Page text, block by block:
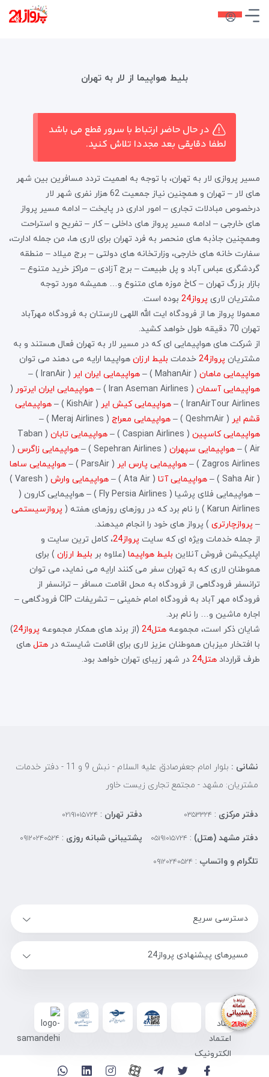
بلیط هواپیما از لار به تهران
در حال حاضر ارتباط با سرور قطع می باشد
لطفا دقایقی بعد مجددا تلاش کنید.
مسیر پروازی لار به تهران، با توجه به اهمیت تردد مسافرین بین شهر
های لار – تهران و همچنین نیاز جمعیت 62 هزار نفری شهر لار
درخصوص مبادلات تجاری – امور اداری در پایخت – ادامه مسیر پرواز
های خارجی – ادامه مسیر پرواز های داخلی – کار – تفریح و استراحت
وهمچنین جاذبه های منحصر به فرد تهران برای لاری ها، من جمله ادارت،
سفارت خانه های خارجی، وزارتخانه های دولتی – برج میلاد – منطقه
گردشگری عباس آباد و پل طبیعت – برج آزادی – مراکز خرید متنوع –
بازار بزرگ تهران – کاخ موزه های متنوع و… همیشه مورد توجه
مشتریان لاری پرواز24
بوده است.
معمولا پرواز ها از فرودگاه ایت الله اللهی لارستان به فرودگاه مهرآباد
تهران 70 دقیقه طول خواهد کشید.
از شرکت های هواپیمایی ای که در مسیر لار به تهران فعال هستند و به
مشتریان پرواز24 خدمات بلیط ارزان هواپیما ارایه می دهند می توان
هواپیمایی ماهان ( MahanAir ) – هواپیمایی ایران ایر ( IranAir ) –
هواپیمایی آسمان ( Iran Aseman Airlines ) – هواپیمایی ایران ایرتور (
IranAirTour Airlines ) –
هواپیمایی کیش ایر ( KishAir ) –
هواپیمایی
قشم ایر ( QeshmAir ) – هواپیمایی معراج ( Meraj Airlines ) –
هواپیمایی کاسپین ( Caspian Airlines ) – هواپیمایی تابان
( Taban
Air ) –
هواپیمایی سپهران ( Sepehran Airlines ) – هواپیمایی زاگرس (
Zagros Airlines ) –
هواپیمایی پارس ایر ( ParsAir ) –
هواپیمایی ساها
( Saha Air ) –
هواپیمایی آتا ( Ata Air ) – هواپیمایی وارش
( Varesh )
– هواپیمایی فلای پرشیا ( Fly Persia Airlines ) – هواپیمایی کارون (
Karun Airlines ) را نام برد که در روزهای روزهای هفته (
پروازسیستمی
– پروازچارتری ) پرواز های خود را انجام میدهند.
از جمله خدمات ویژه ای که سایت پرواز24
، کامل ترین سایت و
اپلیکیشن فروش آنلاین بلیط هواپیما (علاوه بر بلیط ارزان ) برای
هموطنان لاری که به تهران سفر می کنند ارایه می نماید، می توان
ترانسفر فرودگاهی از فرودگاه به محل اقامت مسافر – ترانسفر از
فرودگاه مهر آباد به فرودگاه امام خمینی – تشریفات CIP فرودگاهی –
اجاره ماشین و… را نام برد.
شایان ذکر است، مجموعه هتل24 (از برند های همکار مجموعه پرواز24
)
با افتخار میزبان هموطنان عزیز لاری برای اقامت شایسته در هتل های
طرف قرارداد هتل24 در شهر زیبای تهران خواهد بود.
نشانی :
بلوار امام جعفرصادق علیه السلام - نبش 9 و 11 - دفتر خدمات
مشتریان: مشهد - مجتمع تجاری زیست خاور
دفتر مرکزی : ۰۳۵۳۳۲۴ دفتر تهران :۰۲۱۹۱۰۱۵۷۲۴
دفتر مشهد (هتل) : ۰۵۱۹۱۰۱۵۷۲۴ پشتیبانی شبانه روزی :۰۹۱۲۰۲۴۰۵۲۴
تلگرام و واتساپ : ۰۹۱۲۰۲۴۰۵۲۴
دسترسی سریع
مسیرهای پیشنهادی پرواز24